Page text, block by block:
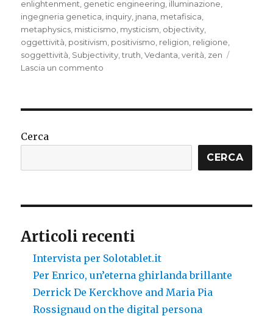
enlightenment genetic engineering illuminazione
ingegneria genetica inquiry jnana metafisica
metaphysics misticismo mysticism objectivity
oggettività positivism positivismo religion religione
soggettività Subjectivity ,truth ,Vedanta ,verità zen
Lascia un commento
own
interview
Cerca
CERCA
Articoli recenti
Intervista per Solotablet.it
Per Enrico, un’eterna ghirlanda brillante
Derrick De Kerckhove and Maria Pia
Rossignaud on the digital persona